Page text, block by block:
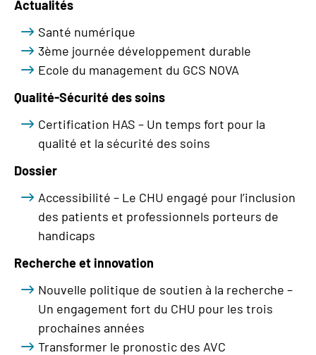
Actualités
Santé numérique
3ème journée développement durable
Ecole du management du GCS NOVA
Qualité-Sécurité des soins
Certification HAS – Un temps fort pour la
qualité et la sécurité des soins
Dossier
Accessibilité – Le CHU engagé pour l’inclusion
des patients et professionnels porteurs de
handicaps
Recherche et innovation
Nouvelle politique de soutien à la recherche –
Un engagement fort du CHU pour les trois
prochaines années
Transformer le pronostic des AVC